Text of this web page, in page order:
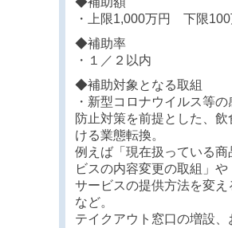
・上限1,000万円 下限100
◆補助率
・１／２以内
◆補助対象となる取組
・新型コロナウイルス等の
防止対策を前提とした、飲
ける業態転換。
例えば「現在扱っている商
ビスの内容変更の取組」や
サービスの提供方法を変え
など。
テイクアウト窓口の増設、